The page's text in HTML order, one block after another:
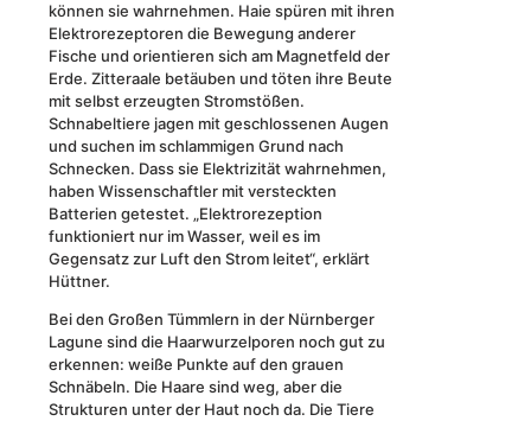
können sie wahrnehmen. Haie spüren mit ihren
Elektrorezeptoren die Bewegung anderer
Fische und orientieren sich am Magnetfeld der
Erde. Zitteraale betäuben und töten ihre Beute
mit selbst erzeugten Stromstößen.
Schnabeltiere jagen mit geschlossenen Augen
und suchen im schlammigen Grund nach
Schnecken. Dass sie Elektrizität wahrnehmen,
haben Wissenschaftler mit versteckten
Batterien getestet. „Elektrorezeption
funktioniert nur im Wasser, weil es im
Gegensatz zur Luft den Strom leitet“, erklärt
Hüttner.
Bei den Großen Tümmlern in der Nürnberger
Lagune sind die Haarwurzelporen noch gut zu
erkennen: weiße Punkte auf den grauen
Schnäbeln. Die Haare sind weg, aber die
Strukturen unter der Haut noch da. Die Tiere